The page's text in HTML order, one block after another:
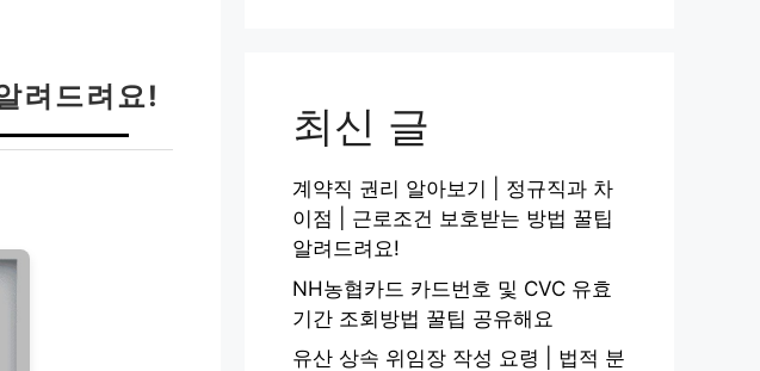
려드려요!
최신 글
계약직 권리 알아보기 | 정규직과 차
이점 | 근로조건 보호받는 방법 꿀팁
알려드려요!
NH농협카드 카드번호 및 CVC 유효
기간 조회방법 꿀팁 공유해요
유산 상속 위임장 작성 요령 | 법적 분